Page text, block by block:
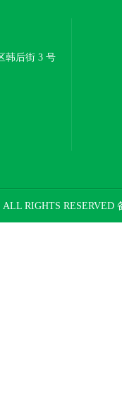
韩后街 3 号
RIGHTS RESERVED